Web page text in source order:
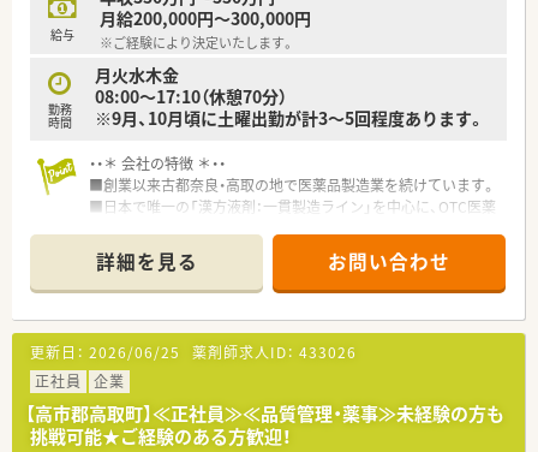
給与
月給200,000円～300,000円
※ご経験により決定いたします。
勤務
時間
月火水木金
08:00～17:10（休憩70分）
※9月、10月頃に土曜出勤が計3～5回程度あります。
・・＊ 会社の特徴 ＊・・
■創業以来古都奈良・高取の地で医薬品製造業を続けています。
■日本で唯一の「漢方液剤：一貫製造ライン」を中心に、OTC医薬
を取りそろえ、積極的に共同開発・受託製造を提案しています。
■日々進化・変化する病気やウィルス、また社会のニーズに柔軟
に対応できる様、原料の選別から製品化まですべて自社で対応し
ています。
・・＊ 福利厚生 ＊・・
■年間休日120日以上で、お休みも取りやすく、自社駐車場があ
るのでマイカー通勤も出来るので天候気にせず出社が出来ま
す。
詳細を見る お問い合わせ
更新日： 2026/06/25 薬剤師求人ID： 433026
正社員
企業
【高市郡高取町】≪正社員≫≪品質管理・薬事≫未経験の方も
挑戦可能★ご経験のある方歓迎！